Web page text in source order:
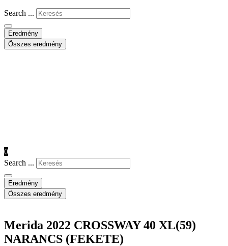
Search ...
Eredmény
Összes eredmény
0
Search ...
Eredmény
Összes eredmény
Merida 2022 CROSSWAY 40 XL(59)
NARANCS (FEKETE)